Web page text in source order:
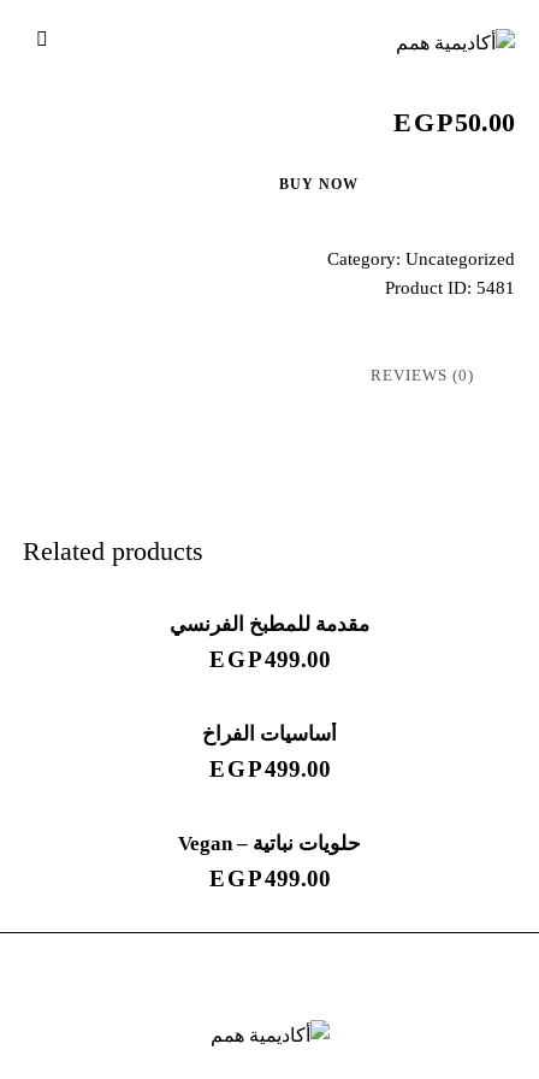
EGP50.00
BUY NOW
Category: Uncategorized
Product ID: 5481
REVIEWS (0)
Related products
مقدمة للمطبخ الفرنسي
EGP499.00
أساسيات الفراخ
EGP499.00
حلويات نباتية – Vegan
EGP499.00